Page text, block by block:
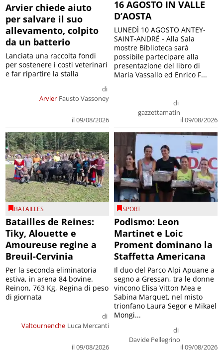
Arvier chiede aiuto
per salvare il suo
allevamento, colpito
da un batterio
Arvier
di
Fausto Vassoney
il 09/08/2026
Lanciata una raccolta fondi
per sostenere i costi veterinari
e far ripartire la stalla
16 AGOSTO IN VALLE
D’AOSTA
di
gazzettamatin
il 09/08/2026
LUNEDÌ 10 AGOSTO ANTEY-
SAINT-ANDRÉ - Alla Sala
mostre Biblioteca sarà
possibile partecipare alla
presentazione del libro di
Maria Vassallo ed Enrico F...
BATAILLES
Batailles de Reines:
Tiky, Alouette e
Amoureuse regine a
Breuil-Cervinia
Valtournenche
di
Luca Mercanti
il 09/08/2026
Per la seconda eliminatoria
estiva, in arena 84 bovine.
Reinon, 763 Kg, Regina di peso
di giornata
SPORT
Podismo: Leon
Martinet e Loic
Proment dominano la
Staffetta Americana
di
Davide Pellegrino
il 09/08/2026
Il duo del Parco Alpi Apuane a
segno a Gressan, tra le donne
vincono Elisa Vitton Mea e
Sabina Marquet, nel misto
trionfano Laura Segor e Mikael
Mongi...